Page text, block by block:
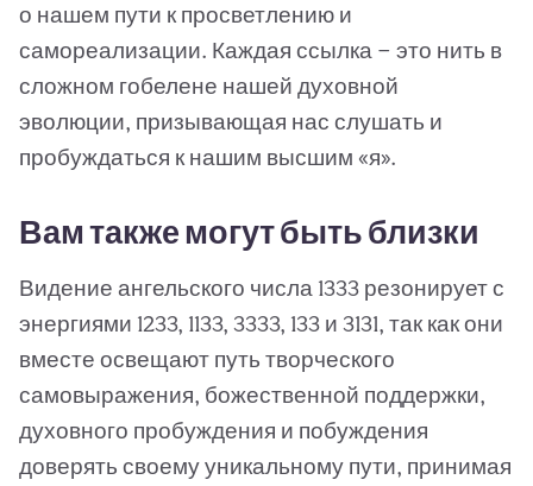
о нашем пути к просветлению и
самореализации. Каждая ссылка — это нить в
сложном гобелене нашей духовной
эволюции, призывающая нас слушать и
пробуждаться к нашим высшим «я».
Вам также могут быть близки
Видение ангельского числа 1333 резонирует с
энергиями 1233, 1133, 3333, 133 и 3131, так как они
вместе освещают путь творческого
самовыражения, божественной поддержки,
духовного пробуждения и побуждения
доверять своему уникальному пути, принимая